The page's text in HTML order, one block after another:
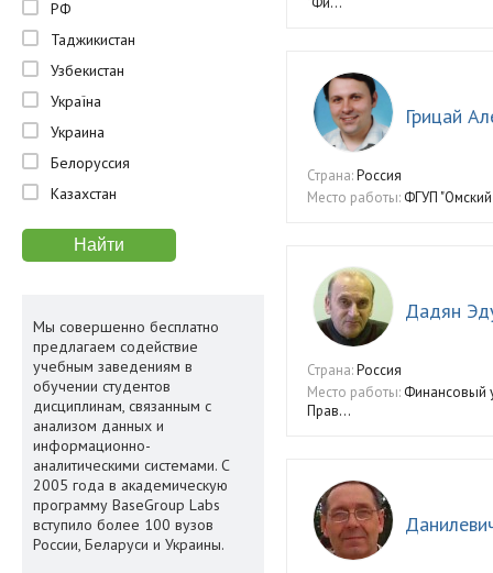
РФ
Таджикистан
Узбекистан
Україна
Украина
Белоруссия
Казахстан
Мы совершенно бесплатно
предлагаем содействие
учебным заведениям в
обучении студентов
дисциплинам, связанным с
анализом данных и
информационно-
аналитическими системами. С
2005 года в академическую
программу BaseGroup Labs
вступило более 100 вузов
России, Беларуси и Украины.
Грицай
Страна:Россия
Место работы: ФГУП
Дадян
Страна:Россия
Место работы: Финансовый
Прав...